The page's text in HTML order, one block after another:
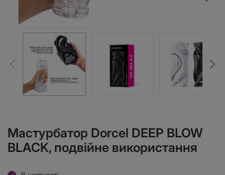
Мастурбатор Dorcel DEEP BLOW
BLACK, подвійне використання